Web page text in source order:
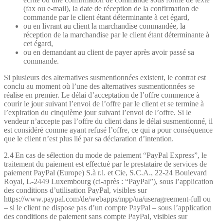
(fax ou e-mail), la date de réception de la confirmation de
commande par le client étant déterminante à cet égard,
ou en livrant au client la marchandise commandée, la
réception de la marchandise par le client étant déterminante à
cet égard,
ou en demandant au client de payer après avoir passé sa
commande.
Si plusieurs des alternatives susmentionnées existent, le contrat est
conclu au moment où l’une des alternatives susmentionnées se
réalise en premier. Le délai d’acceptation de l’offre commence à
courir le jour suivant l’envoi de l’offre par le client et se termine à
l’expiration du cinquième jour suivant l’envoi de l’offre. Si le
vendeur n’accepte pas l’offre du client dans le délai susmentionné, il
est considéré comme ayant refusé l’offre, ce qui a pour conséquence
que le client n’est plus lié par sa déclaration d’intention.
2.4 En cas de sélection du mode de paiement “PayPal Express”, le
traitement du paiement est effectué par le prestataire de services de
paiement PayPal (Europe) S.à r.l. et Cie, S.C.A., 22-24 Boulevard
Royal, L-2449 Luxembourg (ci-après : “PayPal”), sous l’application
des conditions d’utilisation PayPal, visibles sur
https://www.paypal.com/de/webapps/mpp/ua/useragreement-full ou
– si le client ne dispose pas d’un compte PayPal – sous l’application
des conditions de paiement sans compte PayPal, visibles sur